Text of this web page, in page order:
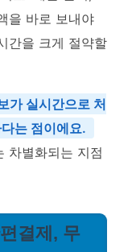
을 바로 보내야
간을 크게 절약할
가 실시간으로 처
는 점이에요.
차별화되는 지점
결제, 무